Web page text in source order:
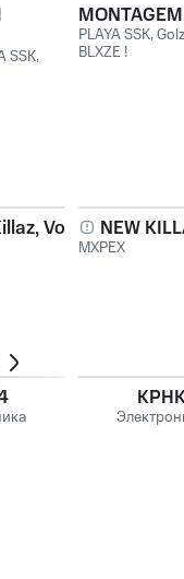
SSK,
PLAYA SSK,
BLXZE !
Vol.
NEW
MXPEX